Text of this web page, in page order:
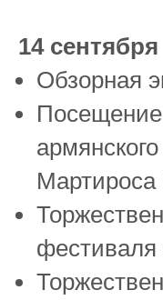
14 сентября
Обзорная
Посещение
фестиваля